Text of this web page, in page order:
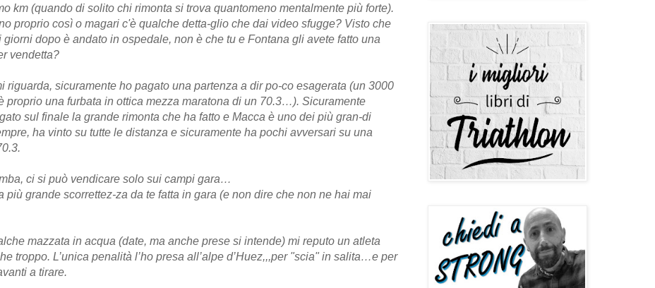
km (quando di solito chi rimonta si trova quantomeno mentalmente più forte).
proprio così o magari c'è qualche detta-glio che dai video sfugge? Visto che
giorni dopo è andato in ospedale, non è che tu e Fontana gli avete fatto una
vendetta?
riguarda, sicuramente ho pagato una partenza a dir po-co esagerata (un 3000
proprio una furbata in ottica mezza maratona di un 70.3…). Sicuramente
sul finale la grande rimonta che ha fatto e Macca è uno dei più gran-di
ha vinto su tutte le distanza e sicuramente ha pochi avversari su una
ci si può vendicare solo sui campi gara…
più grande scorrettez-za da te fatta in gara (e non dire che non ne hai mai
mazzata in acqua (date, ma anche prese si intende) mi reputo un atleta
troppo. L’unica penalità l’ho presa all’alpe d’Huez,,,per "scia" in salita…e per
a tirare.